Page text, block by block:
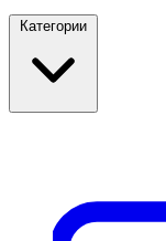
Категории